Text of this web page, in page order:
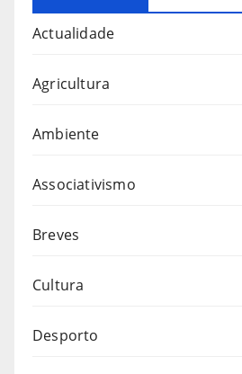
Actualidade
Agricultura
Ambiente
Associativismo
Breves
Cultura
Desporto